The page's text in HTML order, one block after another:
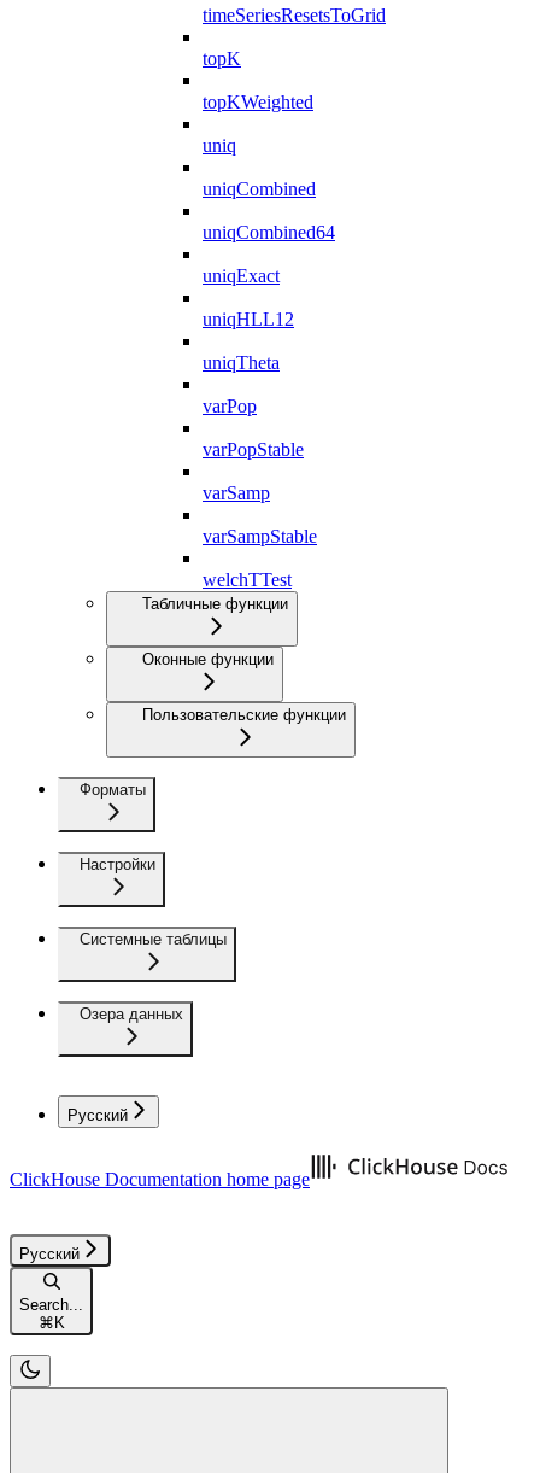
timeSeriesResetsToGrid
topK
topKWeighted
uniq
uniqCombined
uniqCombined64
uniqExact
uniqHLL12
uniqTheta
varPop
varPopStable
varSamp
varSampStable
welchTTest
Табличные функции
Оконные функции
Пользовательские функции
Форматы
Настройки
Системные таблицы
Озера данных
Русский
ClickHouse Documentation home page
Русский
Search...
⌘K